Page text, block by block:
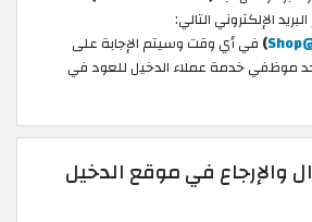
الإلكتروني التالي:
) في أي وقت وسيتم الإجابة على
موظفي خدمة عملاء الدخيل للعود في
والإرجاع في موقع الدخيل